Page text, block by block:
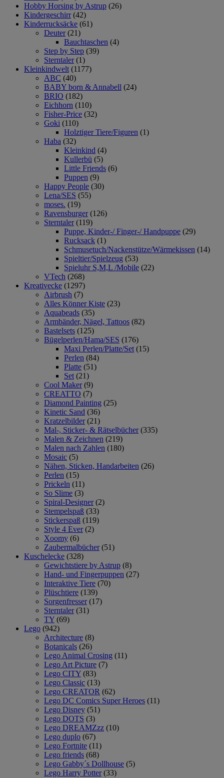
Hobby Horsing by Astrup (26)
Kindergeschirr (42)
Kinderrucksäcke (61)
Deuter (21)
Bauchtaschen (4)
Step by Step (39)
Sterntaler (1)
Kleinkindwelt (1177)
ABC (40)
BABY born & Annabell (24)
BRIO (182)
Eichhorn (110)
Fisher-Price (32)
Goki (110)
Holztiger Tiere/Figuren (1)
Haba (32)
Kleinkind (4)
Kullerbü (5)
Little Friends (6)
Puppen (9)
Happy People (30)
Lena/SES (55)
moses. (19)
Ravensburger (126)
Sterntaler (119)
Puppe, Kinder-/ Finger-/ Handpuppe (29)
Rucksack (1)
Schmusetuch/Nackenstütze/Wärmekissen (14)
Spieltier/Spielzeug (53)
Spieluhr S,M,L /Mobile (22)
VTech (268)
Kreativecke (1297)
Airbrush (7)
Alles Könner Kiste (23)
Aquabeads (35)
Armbänder, Nägel, Tattoos (82)
Bastelsets (125)
Bügelperlen/Hama/SES (176)
Maxi Perlen/Platte/Set (15)
Perlen (84)
Platte (51)
Set (21)
Cool Maker (9)
CREATTO (7)
Diamond Painting (25)
Kinetic Sand (36)
Kratzelbilder (21)
Mal-, Sticker- & Rätselbücher (335)
Malen & Zeichnen (219)
Malen nach Zahlen (180)
Mosaic (5)
Nähen, Sticken, Handarbeiten (26)
Perlen (15)
Prickeln (11)
So Slime (3)
Spiral-Designer (2)
Stempelspaß (33)
Stickerspaß (119)
Style 4 Ever (2)
Xoomy (6)
Zaubermalbücher (51)
Kuschelecke (328)
Gewichtstiere by Astrup (8)
Hand- und Fingerpuppen (27)
Interaktive Tiere (70)
Plüschtiere (139)
Sorgenfresser (17)
Sterntaler (31)
TY (69)
Lego (942)
Architecture (8)
Botanicals (26)
Lego Animal Crosing (11)
Lego Art Picture (7)
Lego CITY (83)
Lego Classic (13)
Lego CREATOR (62)
Lego DC Comics Super Heroes (11)
Lego Disney (51)
Lego DOTS (3)
Lego DREAMZzz (10)
Lego duplo (67)
Lego Fortnite (11)
Lego friends (68)
Lego Gabby´s Dollhouse (5)
Lego Harry Potter (33)